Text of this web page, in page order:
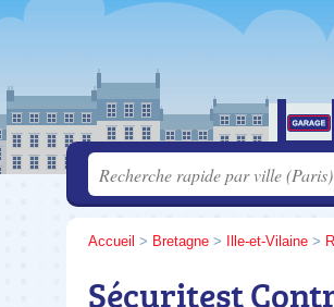
Accueil > Bretagne > Ille-et-Vilaine >
Sécuritest